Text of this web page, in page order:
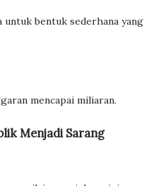
untuk bentuk sederhana yang
mencapai miliaran.
Menjadi Sarang